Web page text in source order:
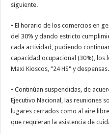
siguiente.
• El horario de los comercios en
del 30% y dando estricto
cada actividad, pudiendo
capacidad ocupacional (30%), los
Maxi Kioscos, "24 HS" y despensas.
• Continúan suspendidas, de
Ejecutivo Nacional, las reuniones
lugares cerrados como al aire
que requieran la asistencia de